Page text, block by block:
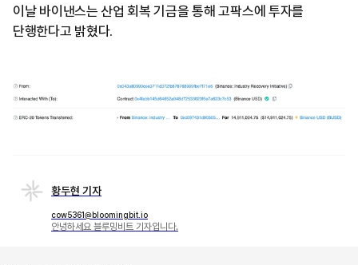
이날 바이낸스는 산업 회복 기금을 통해 고팍스에 투자를
단행한다고 밝혔다.
황두현 기자
cow5361@bloomingbit.io
안녕하세요 블루밍비트 기자입니다.